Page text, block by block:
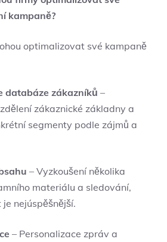
kampaně?
optimalizovat své kampaně
databáze zákazníků –
zákaznické základny a
segmenty podle zájmů a
– Vyzkoušení několika
materiálu a sledování,
nejúspěšnější.
– Personalizace zpráv a